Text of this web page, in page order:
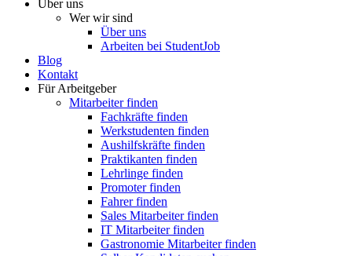
Über uns
Wer wir sind
Über uns
Arbeiten bei StudentJob
Blog
Kontakt
Für Arbeitgeber
Mitarbeiter finden
Fachkräfte finden
Werkstudenten finden
Aushilfskräfte finden
Praktikanten finden
Lehrlinge finden
Promoter finden
Fahrer finden
Sales Mitarbeiter finden
IT Mitarbeiter finden
Gastronomie Mitarbeiter finden